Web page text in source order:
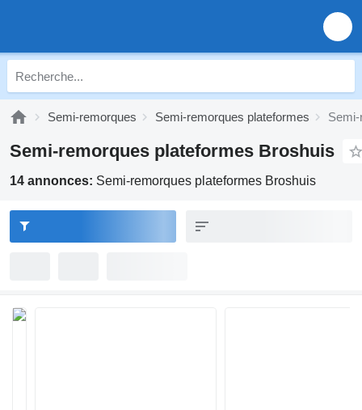
Semi-remorques Semi-remorques plateformes
Semi-remorques plateformes Broshuis
14 annonces: Semi-remorques plateformes Broshuis